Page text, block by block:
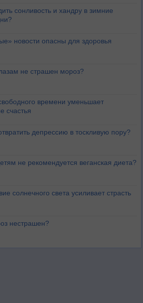
сонливость и хандру в зимние
новости опасны для здоровья
не страшен мороз?
времени уменьшает
счастья
депрессию в тоскливую пору?
не рекомендуется веганская диета?
солнечного света усиливает страсть
нестрашен?